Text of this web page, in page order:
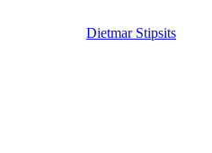
Dietmar Stipsits